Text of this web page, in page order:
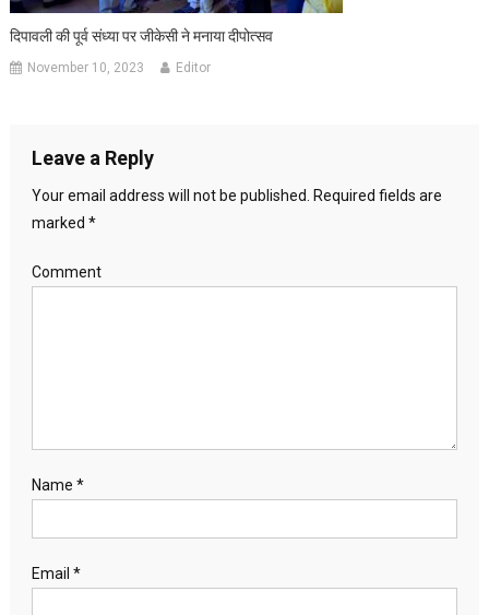
दिपावली की पूर्व संध्या पर जीकेसी ने मनाया दीपोत्सव
November 10, 2023 Editor
Leave a Reply
Your email address will not be published. Required fields are
marked *
Comment
Name *
Email *